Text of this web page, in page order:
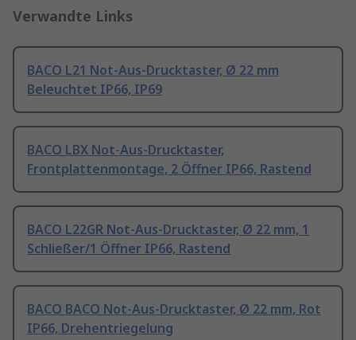
Verwandte Links
BACO L21 Not-Aus-Drucktaster, Ø 22 mm
Beleuchtet IP66, IP69
BACO LBX Not-Aus-Drucktaster,
Frontplattenmontage, 2 Öffner IP66, Rastend
BACO L22GR Not-Aus-Drucktaster, Ø 22 mm, 1
Schließer/1 Öffner IP66, Rastend
BACO BACO Not-Aus-Drucktaster, Ø 22 mm, Rot
IP66, Drehentriegelung